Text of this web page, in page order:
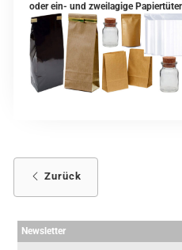
oder ein- und zweilagige
Zurück
Newsletter